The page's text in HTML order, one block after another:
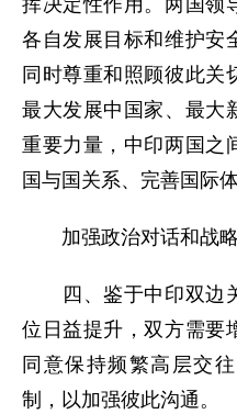
挥决定性作用。两国领
各自发展目标和维护安
同时尊重和照顾彼此关
最大发展中国家、最大
重要力量，中印两国之
国与国关系、完善国际
加强政治对话和战略
四、鉴于中印双边
位日益提升，双方需要
同意保持频繁高层交
制，以加强彼此沟通。